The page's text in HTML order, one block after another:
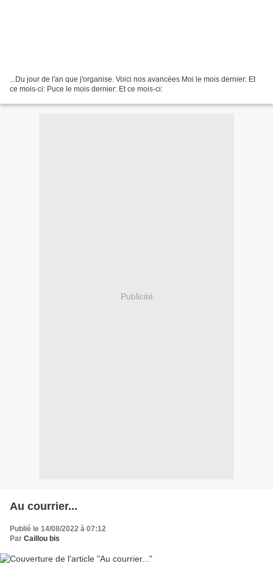
...Du jour de l'an que j'organise. Voici nos avancées Moi le mois dernier: Et
ce mois-ci: Puce le mois dernier: Et ce mois-ci:
Publicité
Au courrier...
Publié le 14/08/2022 à 07:12
Par Caillou bis